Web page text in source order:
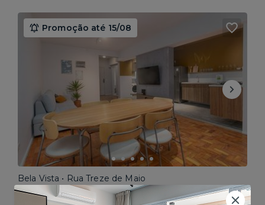
Promoção até 15/08
Bela Vista • Rua Treze de Maio
Compartilhado até 5 pessoas • 160m²